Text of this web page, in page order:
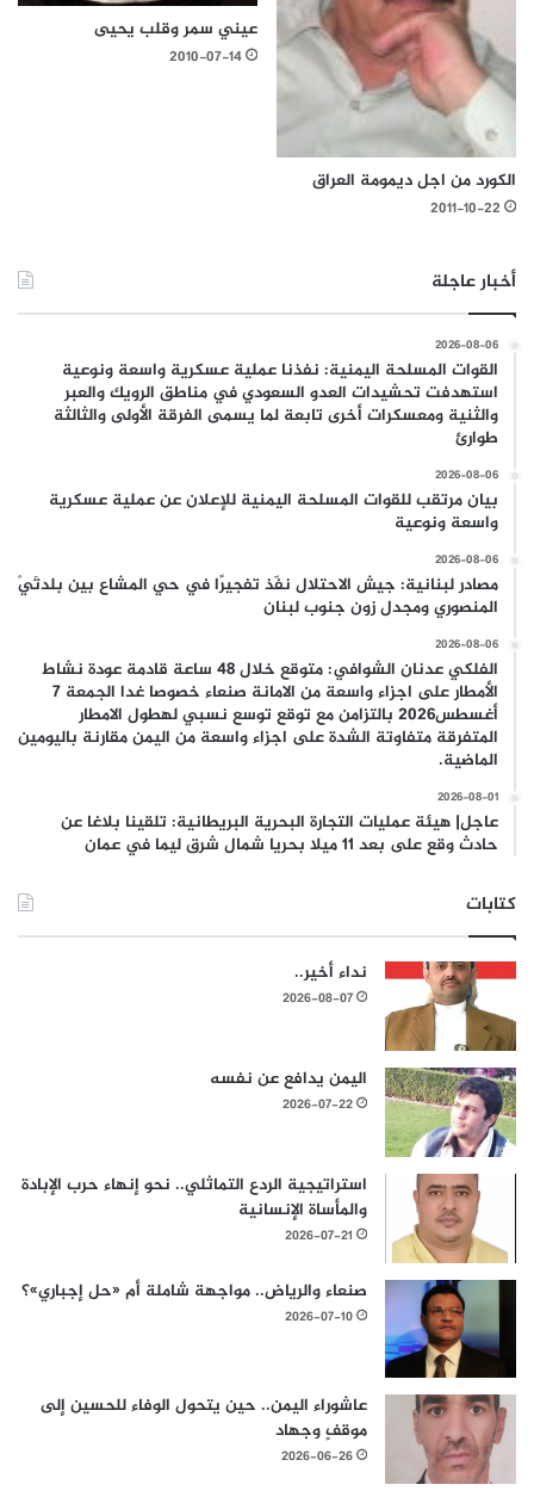
الكورد من اجل ديمومة العراق
2011-10-22
عيني سمر وقلب يحيى
2010-07-14
أخبار عاجلة
2026-08-06
القوات المسلحة اليمنية: نفذنا عملية عسكرية واسعة ونوعية
استهدفت تحشيدات العدو السعودي في مناطق الرويك والعبر
والثنية ومعسكرات أخرى تابعة لما يسمى الفرقة الأولى والثالثة
طوارئ
2026-08-06
بيان مرتقب للقوات المسلحة اليمنية للإعلان عن عملية عسكرية
واسعة ونوعية
2026-08-06
مصادر لبنانية: جيش الاحتلال نفّذ تفجيرًا في حي المشاع بين بلدتَيْ
المنصوري ومجدل زون جنوب لبنان
2026-08-06
الفلكي عدنان الشوافي: متوقع خلال 48 ساعة قادمة عودة نشاط
الأمطار على اجزاء واسعة من الامانة صنعاء خصوصا غدا الجمعة 7
أغسطس2026 بالتزامن مع توقع توسع نسبي لهطول الامطار
المتفرقة متفاوتة الشدة على اجزاء واسعة من اليمن مقارنة باليومين
الماضية.
2026-08-01
عاجل| هيئة عمليات التجارة البحرية البريطانية: تلقينا بلاغا عن
حادث وقع على بعد 11 ميلا بحريا شمال شرق ليما في عمان
كتابات
نداء أخير..
2026-08-07
اليمن يدافع عن نفسه
2026-07-22
استراتيجية الردع التماثلي.. نحو إنهاء حرب الإبادة
والمأساة الإنسانية
2026-07-21
صنعاء والرياض.. مواجهة شاملة أم «حل إجباري»؟
2026-07-10
عاشوراء اليمن.. حين يتحول الوفاء للحسين إلى
موقفٍ وجهاد
2026-06-26